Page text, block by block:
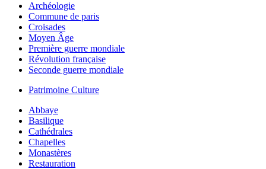
Archéologie
Commune de paris
Croisades
Moyen Âge
Première guerre mondiale
Révolution française
Seconde guerre mondiale
Patrimoine Culture
Abbaye
Basilique
Cathédrales
Chapelles
Monastères
Restauration